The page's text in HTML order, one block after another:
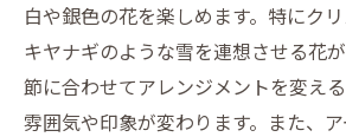
白や銀色の花を楽しめます。特にク
キヤナギのような雪を連想させる花
節に合わせてアレンジメントを変え
雰囲気や印象が変わります。また、